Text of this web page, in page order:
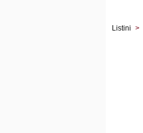
Listini >